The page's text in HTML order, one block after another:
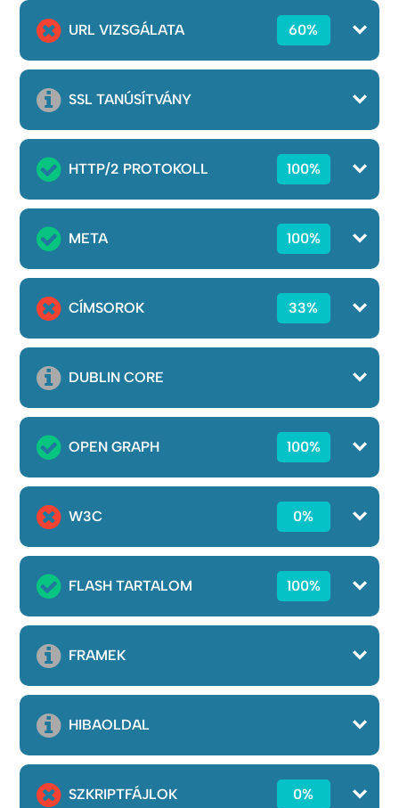
URL VIZSGÁLATA 60%
SSL TANÚSÍTVÁNY
HTTP/2 PROTOKOLL 100%
META 100%
CÍMSOROK 33%
DUBLIN CORE
OPEN GRAPH 100%
W3C 0%
FLASH TARTALOM 100%
FRAMEK
HIBAOLDAL
SZKRIPTFÁJLOK 0%